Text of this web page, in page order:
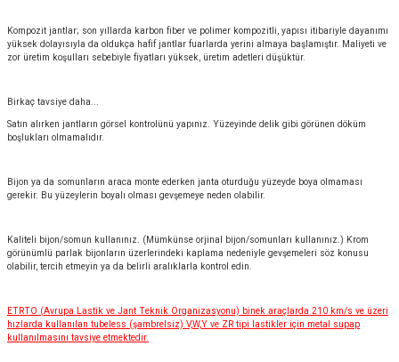
Kompozit jantlar; son yıllarda karbon fiber ve polimer kompozitli, yapısı itibariyle dayanımı
yüksek dolayısıyla da oldukça hafif jantlar fuarlarda yerini almaya başlamıştır. Maliyeti ve
zor üretim koşulları sebebiyle fiyatları yüksek, üretim adetleri düşüktür.
Birkaç tavsiye daha...
Satın alırken jantların görsel kontrolünü yapınız. Yüzeyinde delik gibi görünen döküm
boşlukları olmamalıdır.
Bijon ya da somunların araca monte ederken janta oturduğu yüzeyde boya olmaması
gerekir. Bu yüzeylerin boyalı olması gevşemeye neden olabilir.
Kaliteli bijon/somun kullanınız. (Mümkünse orjinal bijon/somunları kullanınız.) Krom
görünümlü parlak bijonların üzerlerindeki kaplama nedeniyle gevşemeleri söz konusu
olabilir, tercih etmeyin ya da belirli aralıklarla kontrol edin.
ETRTO (Avrupa Lastik ve Jant Teknik Organizasyonu) binek araçlarda 210 km/s ve üzeri
hızlarda kullanılan tubeless (şambrelsiz) V,W,Y ve ZR tipi lastikler için metal supap
kullanılmasını tavsiye etmektedir.